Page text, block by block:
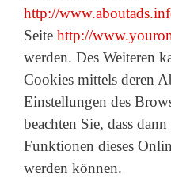
http://
Seite http://
werden. Des Weiteren
Cookies mittels deren
Einstellungen des
beachten Sie, dass
Funktionen dieses
werden können.